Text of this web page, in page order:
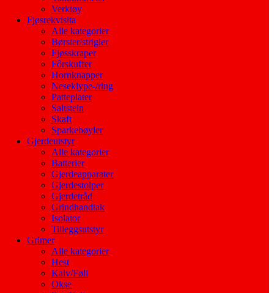
Verktøy
Fjøsrekvisita
Alle kategorier
Børster/strigler
Fjøsskraper
Fôrskuffer
Hornknapper
Neseklype-/ring
Patteplater
Saltstein
Skaft
Sparkebøyler
Gjerdeutstyr
Alle kategorier
Batterier
Gjerdeapparater
Gjerdestolper
Gjerdetråd
Grindhandtak
Isolator
Tilleggsutstyr
Grimer
Alle kategorier
Hest
Kalv/Føll
Okse